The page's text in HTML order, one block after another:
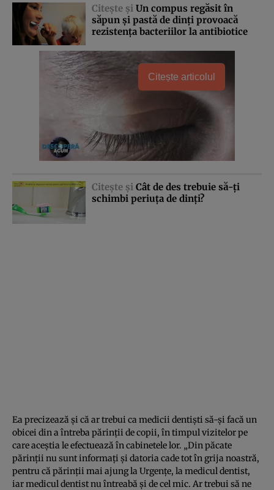
Citeşte şi Un compus regăsit în
săpun şi pastă de dinţi provoacă
rezistenţa bacteriilor la antibiotice
Citește articolul
Citeşte şi Cât de des trebuie să-ţi
schimbi periuţa de dinţi?
Ea precizează şi că ar trebui ca medicii dentişti să-şi facă un
obicei din a întreba părinţii de copii, în timpul vizitelor pe
care aceştia le efectuează în cabinetele lor. „Din păcate
părinţii nu sunt informaţi şi datoria cade tot în grija noastră,
pentru că părinţii mai ajung la Urgenţe, la medicul dentist,
iar medicul dentist nu întreabă şi de cel mic. Ar trebui să ne